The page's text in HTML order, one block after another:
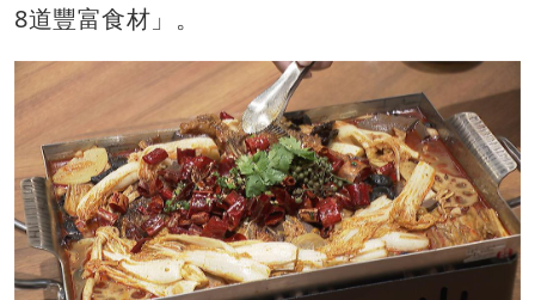
8道豐富食材」。